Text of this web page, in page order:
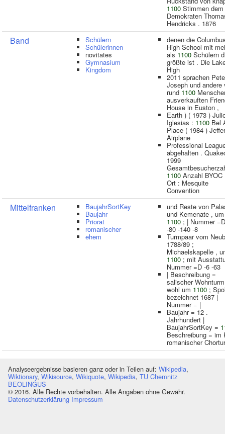
1100 Stimmen dem
Demokraten
Hendricks . 1876
Band Schülern
Schülerinnen
novitates
Gymnasium
Kingdom
denen die
High School mit
als 1100 Schülern
größte ist . Die
High
2011 sprachen
Joseph und andere
rund1100
ausverkauften
House in Euston ,
Earth ) ( 1973 )
Iglesias : 1100 Bel
Place ( 1984 )
Airplane
Professional
abgehalten .
1999
1100 Anzahl BYOC
Ort : Mesquite
Convention
Mittelfranken BaujahrSortKey
Baujahr
Priorat
romanischer
ehem
und Reste von
und Kemenate , um
1100 ; | Nummer
-80 -140 -8
Turmpaar vom
1788/89 ;
Michaelskapelle ,
1100 ; mit
Nummer =D -6 -63
| Beschreibung =
salischer
wohl um 1100 ;
bezeichnet 1687 |
Nummer = |
Baujahr = 12 .
Jahrhundert |
BaujahrSortKey =
Beschreibung = im
romanischer
Analyseergebnisse basieren ganz oder in Teilen auf: Wikipedia,
Wiktionary, Wikisource, Wikiquote, Wikipedia, TU Chemnitz
BEOLINGUS
© 2016. Alle Rechte vorbehalten. Alle Angaben ohne Gewähr.
Datenschutzerklärung Impressum